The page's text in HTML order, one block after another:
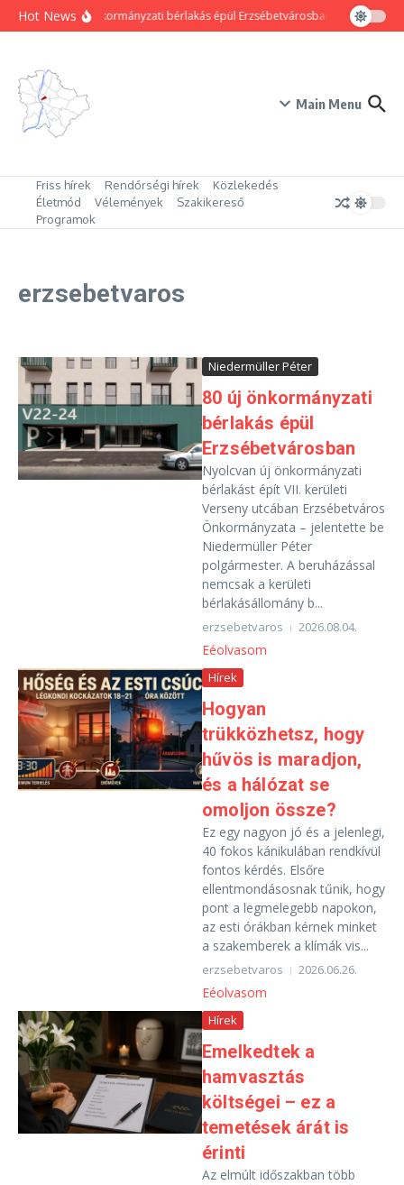
Ugrás a tartalomhoz
Hot News80 új önkormányzati bérlakás épül Erzsébetvárosban Hogyan
Main Menu
Friss hírek Rendőrségi hírek
Közlekedés
Életmód
Vélemények
Szakikereső
Programok
erzsebetvaros
Niedermüller Péter
80 új önkormányzati
bérlakás épül
Erzsébetvárosban
Nyolcvan új önkormányzati
bérlakást épít VII. kerületi
Verseny utcában Erzsébetváros
Önkormányzata – jelentette be
Niedermüller Péter
polgármester. A beruházással
nemcsak a kerületi
bérlakásállomány b...
erzsebetvaros 2026.08.04.
Eéolvasom
Hírek
Hogyan
trükközhetsz, hogy
hűvös is maradjon,
és a hálózat se
omoljon össze?
Ez egy nagyon jó és a jelenlegi,
40 fokos kánikulában rendkívül
fontos kérdés. Elsőre
ellentmondásosnak tűnik, hogy
pont a legmelegebb napokon,
az esti órákban kérnek minket
a szakemberek a klímák vis...
erzsebetvaros 2026.06.26.
Eéolvasom
Hírek
Emelkedtek a
hamvasztás
költségei – ez a
temetések árát is
érinti
Az elmúlt időszakban több